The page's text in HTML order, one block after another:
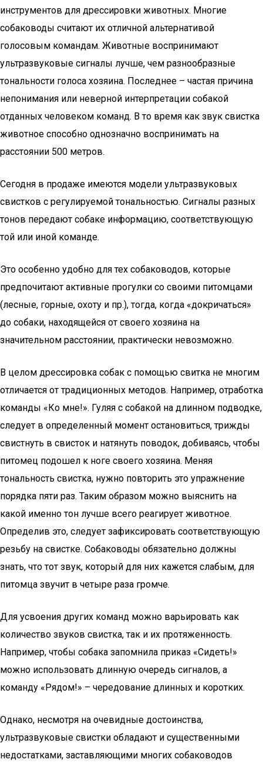
инструментов для дрессировки животных. Многие
собаководы считают их отличной альтернативой
голосовым командам. Животные воспринимают
ультразвуковые сигналы лучше, чем разнообразные
тональности голоса хозяина. Последнее – частая причина
непонимания или неверной интерпретации собакой
отданных человеком команд. В то время как звук свистка
животное способно однозначно воспринимать на
расстоянии 500 метров.
Сегодня в продаже имеются модели ультразвуковых
свистков с регулируемой тональностью. Сигналы разных
тонов передают собаке информацию, соответствующую
той или иной команде.
Это особенно удобно для тех собаководов, которые
предпочитают активные прогулки со своими питомцами
(лесные, горные, охоту и пр.), тогда, когда «докричаться»
до собаки, находящейся от своего хозяина на
значительном расстоянии, практически невозможно.
В целом дрессировка собак с помощью свитка не многим
отличается от традиционных методов. Например, отработка
команды «Ко мне!». Гуляя с собакой на длинном подводке,
следует в определенный момент остановиться, трижды
свистнуть в свисток и натянуть поводок, добиваясь, чтобы
питомец подошел к ноге своего хозяина. Меняя
тональность свистка, нужно повторить это упражнение
порядка пяти раз. Таким образом можно выяснить на
какой именно тон лучше всего реагирует животное.
Определив это, следует зафиксировать соответствующую
резьбу на свистке. Собаководы обязательно должны
знать, что тот звук, который для них кажется слабым, для
питомца звучит в четыре раза громче.
Для усвоения других команд можно варьировать как
количество звуков свистка, так и их протяженность.
Например, чтобы собака запомнила приказ «Сидеть!»
можно использовать длинную очередь сигналов, а
команду «Рядом!» – чередование длинных и коротких.
Однако, несмотря на очевидные достоинства,
ультразвуковые свистки обладают и существенными
недостатками, заставляющими многих собаководов